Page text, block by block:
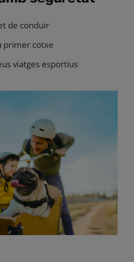
de conduir
primer cotxe
viatges esportius